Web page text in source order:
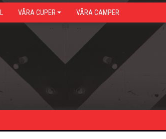
VÅRA CUPER VÅRA CAMPER